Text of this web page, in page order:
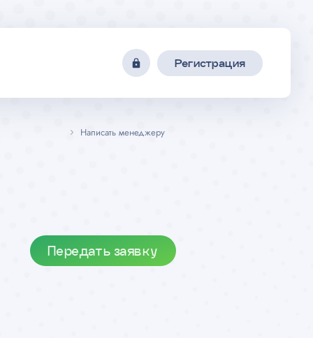
Регистрация
Написать менеджеру
Передать заявку